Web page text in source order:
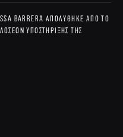
Barrera απολύθηκε από το
υποστήριξης της